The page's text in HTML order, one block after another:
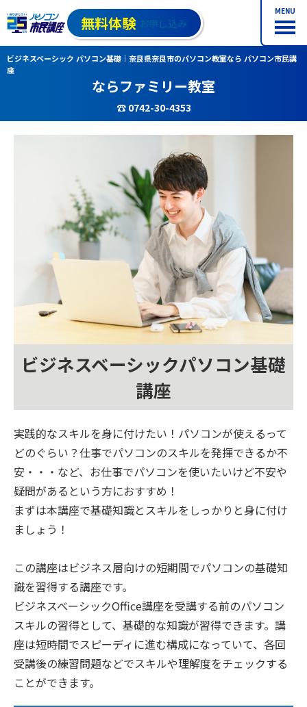
MENU
無料体験 お申し込み
ビジネスベーシック パソコン基礎｜奈良県奈良市のパソコン教室なら パソコン市民講
座
ならファミリー教室
☎ 0742-30-4353
ビジネスベーシックパソコン基礎
講座
実践的なスキルを身に付けたい！パソコンが使えるって
どのぐらい？仕事でパソコンのスキルを発揮できるか不
安・・・など、お仕事でパソコンを使いたいけど不安や
疑問があるという方におすすめ！
まずは本講座で基礎知識とスキルをしっかりと身に付け
ましょう！
この講座はビジネス層向けの短期間でパソコンの基礎知
識を習得する講座です。
ビジネスベーシックOffice講座を受講する前のパソコン
スキルの習得として、基礎的な知識が習得できます。講
座は短時間でスピーディに進む構成になっていて、各回
受講後の練習問題などでスキルや理解度をチェックする
ことができます。